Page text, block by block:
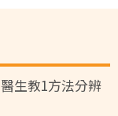
生教1方法分辨